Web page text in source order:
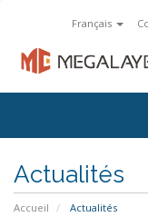
Français
Actualités
Accueil Actualités